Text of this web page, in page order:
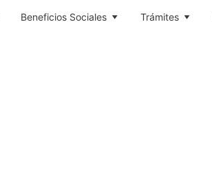
Beneficios Sociales Trámites